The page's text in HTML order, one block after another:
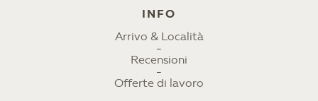
INFO
Arrivo & Località
Recensioni
Offerte di lavoro